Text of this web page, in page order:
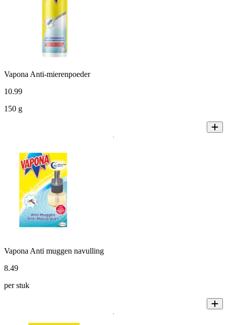
Vapona Anti-mierenpoeder
10.99
150 g
Vapona Anti muggen navulling
8.49
per stuk